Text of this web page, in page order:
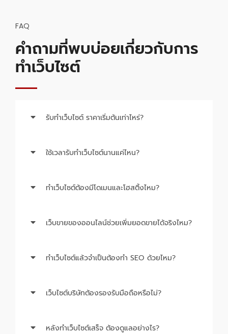
FAQ
คำถามที่พบบ่อยเกี่ยวกับการ
ทำเว็บไซต์
รับทำเว็บไซต์ ราคาเริ่มต้นเท่าไหร่?
ใช้เวลารับทำเว็บไซต์นานแค่ไหน?
ทำเว็บไซต์ต้องมีโดเมนและโฮสติ้งไหม?
เว็บขายของออนไลน์ช่วยเพิ่มยอดขายได้จริงไหม?
ทำเว็บไซต์แล้วจำเป็นต้องทำ SEO ด้วยไหม?
เว็บไซต์บริษัทต้องรองรับมือถือหรือไม่?
หลังทำเว็บไซต์เสร็จ ต้องดูแลอย่างไร?